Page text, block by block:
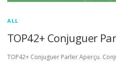
ALL
TOP42+ Conjuguer
TOP42+ Conjuguer Parler Aperçu.